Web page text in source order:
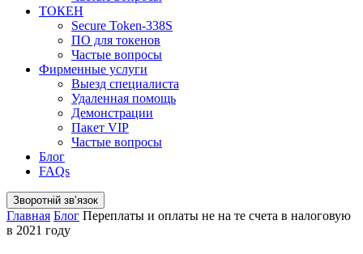
ТОКЕН
Secure Token-338S
ПО для токенов
Частые вопросы
Фирменные услуги
Выезд специалиста
Удаленная помощь
Демонстрации
Пакет VIP
Частые вопросы
Блог
FAQs
Зворотній звʼязок
Главная Блог Переплаты и оплаты не на те счета в налоговую
в 2021 году